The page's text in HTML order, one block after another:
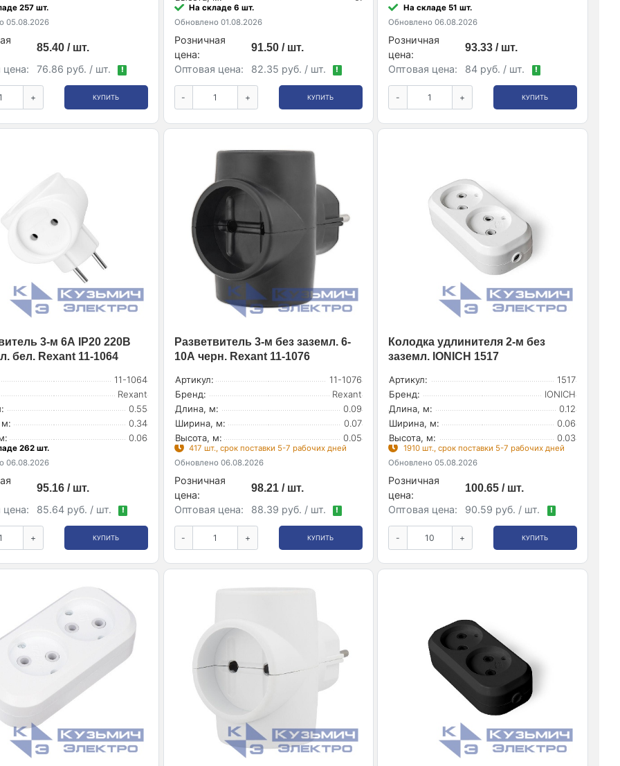
257 шт.
05.08.2026
85.40 / шт.
цена:
76.86 руб. / шт. !
+ КУПИТЬ
На складе 6 шт.
Обновлено 01.08.2026
Розничная
цена:
91.50 / шт.
Оптовая цена:
82.35 руб. / шт. !
- + КУПИТЬ
На складе 51 шт.
Обновлено 06.08.2026
Розничная
цена:
93.33 / шт.
Оптовая цена:
84 руб. / шт. !
- + КУПИТЬ
3-м 6А IP20 220В
бел. Rexant 11-1064
11-1064
Rexant
0.55
0.34
0.06
262 шт.
06.08.2026
95.16 / шт.
цена:
85.64 руб. / шт. !
+ КУПИТЬ
Разветвитель 3-м без заземл. 6-
10А черн. Rexant 11-1076
Артикул:
11-1076
Бренд:
Rexant
Длина, м:
0.09
Ширина, м:
0.07
Высота, м:
0.05
417 шт., срок поставки 5-7 рабочих дней
Обновлено 06.08.2026
Розничная
цена:
98.21 / шт.
Оптовая цена:
88.39 руб. / шт. !
- + КУПИТЬ
Колодка удлинителя 2-м без
заземл. IONICH 1517
Артикул:
1517
Бренд:
IONICH
Длина, м:
0.12
Ширина, м:
0.06
Высота, м:
0.03
1910 шт., срок поставки 5-7 рабочих дней
Обновлено 05.08.2026
Розничная
цена:
100.65 / шт.
Оптовая цена:
90.59 руб. / шт. !
- + КУПИТЬ